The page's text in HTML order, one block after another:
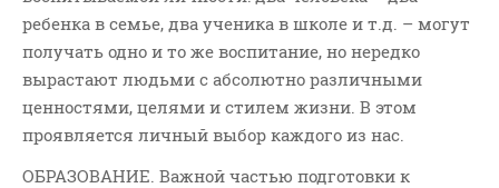
ребенка в семье, два ученика в школе и т.д. – могут
получать одно и то же воспитание, но нередко
вырастают людьми с абсолютно различными
ценностями, целями и стилем жизни. В этом
проявляется личный выбор каждого из нас.
ОБРАЗОВАНИЕ. Важной частью подготовки к